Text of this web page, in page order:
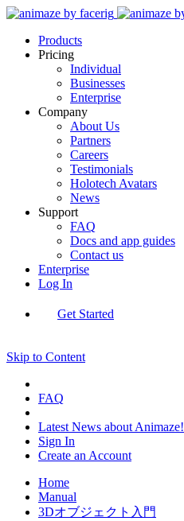
Products
Pricing
Individual
Businesses
Enterprise
Company
About Us
Partners
Careers
Testimonials
Holotech Avatars
News
Support
FAQ
Docs and app guides
Contact us
Enterprise
Log In
Get Started
Skip to Content
FAQ
Latest News about Animaze!
Sign In
Create an Account
Home
Manual
3Dオブジェクト入門